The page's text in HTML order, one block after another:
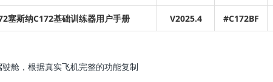
塞斯纳C172基础训练器用户手册 V2025.4 #C172BF
舱，根据真实飞机完整的功能复制